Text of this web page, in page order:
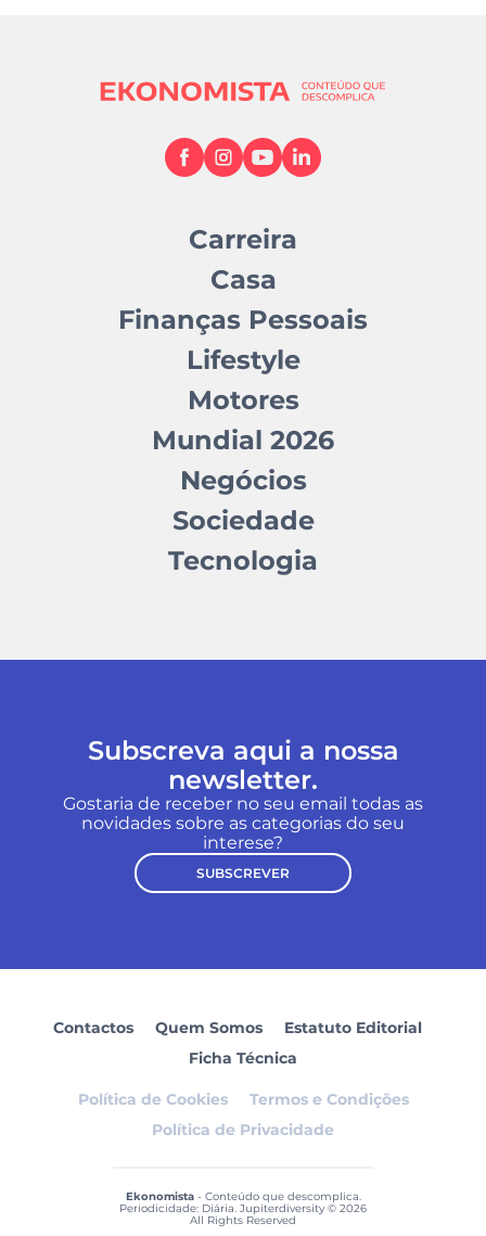
Carreira
Casa
Finanças Pessoais
Lifestyle
Motores
Mundial 2026
Negócios
Sociedade
Tecnologia
Subscreva aqui a nossa
newsletter.
Gostaria de receber no seu email todas as
novidades sobre as categorias do seu
interese?
SUBSCREVER
Contactos Quem Somos
Estatuto Editorial
Ficha Técnica
Política de Cookies
Termos e Condições
Política de Privacidade
Ekonomista- Conteúdo que descomplica.
Periodicidade: Diária. Jupiterdiversity © 2026
All Rights Reserved